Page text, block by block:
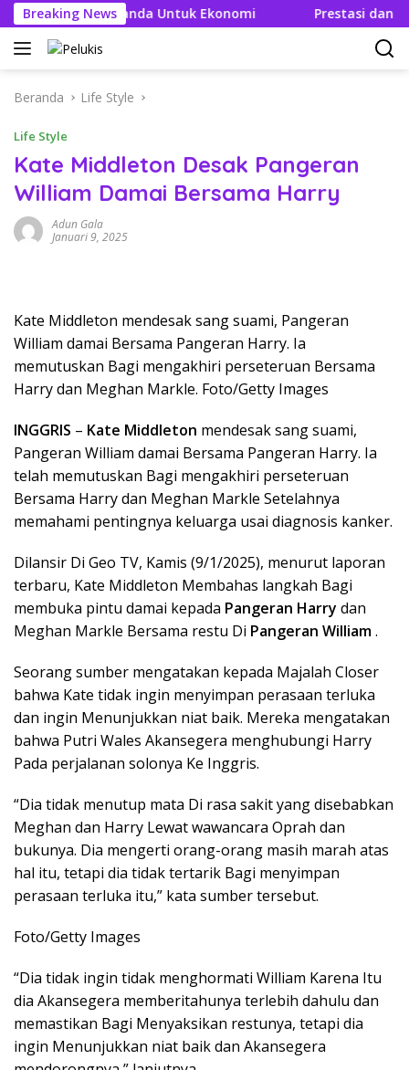
Langsung
ke
konten
Breaking News
Efek Berganda Untuk Ekonomi Prestasi dan Efisien
Beranda Life Style
Life Style
Kate Middleton Desak Pangeran
William Damai Bersama Harry
Adun Gala
Januari 9, 2025
Kate Middleton mendesak sang suami, Pangeran
William damai Bersama Pangeran Harry. Ia
memutuskan Bagi mengakhiri perseteruan Bersama
Harry dan Meghan Markle. Foto/Getty Images
INGGRIS – Kate Middleton mendesak sang suami,
Pangeran William damai Bersama Pangeran Harry. Ia
telah memutuskan Bagi mengakhiri perseteruan
Bersama Harry dan Meghan Markle Setelahnya
memahami pentingnya keluarga usai diagnosis kanker.
Dilansir Di Geo TV, Kamis (9/1/2025), menurut laporan
terbaru, Kate Middleton Membahas langkah Bagi
membuka pintu damai kepada Pangeran Harry dan
Meghan Markle Bersama restu Di Pangeran William.
Seorang sumber mengatakan kepada Majalah Closer
bahwa Kate tidak ingin menyimpan perasaan terluka
dan ingin Menunjukkan niat baik. Mereka mengatakan
bahwa Putri Wales Akansegera menghubungi Harry
Pada perjalanan solonya Ke Inggris.
“Dia tidak menutup mata Di rasa sakit yang disebabkan
Meghan dan Harry Lewat wawancara Oprah dan
bukunya. Dia mengerti orang-orang masih marah atas
hal itu, tetapi dia tidak tertarik Bagi menyimpan
perasaan terluka itu,” kata sumber tersebut.
Foto/Getty Images
“Dia tidak ingin tidak menghormati William Karena Itu
dia Akansegera memberitahunya terlebih dahulu dan
memastikan Bagi Menyaksikan restunya, tetapi dia
ingin Menunjukkan niat baik dan Akansegera